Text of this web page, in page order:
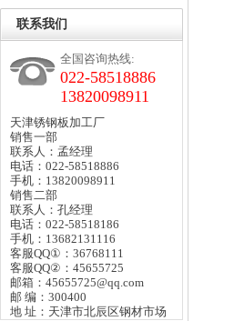
联系我们
全国咨询热线:
022-58518886
13820098911
天津锈钢板加工厂
销售一部
联系人：孟经理
电话：022-58518886
手机：13820098911
销售二部
联系人：孔经理
电话：022-58518186
手机：13682131116
客服QQ①：36768111
客服QQ②：45655725
邮箱：45655725@qq.com
邮 编：300400
地 址：天津市北辰区钢材市场